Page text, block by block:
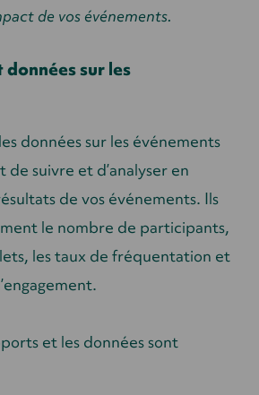
de vos événements.
sur les
données sur les événements
suivre et d’analyser en
de vos événements. Ils
le nombre de participants,
les taux de fréquentation et
et les données sont